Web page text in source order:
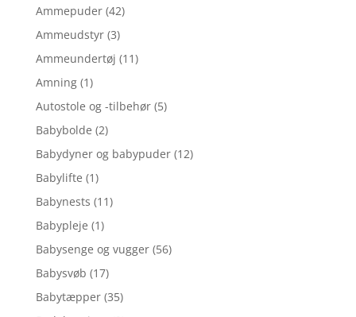
Ammepuder (42)
Ammeudstyr (3)
Ammeundertøj (11)
Amning (1)
Autostole og -tilbehør (5)
Babybolde (2)
Babydyner og babypuder (12)
Babylifte (1)
Babynests (11)
Babypleje (1)
Babysenge og vugger (56)
Babysvøb (17)
Babytæpper (35)